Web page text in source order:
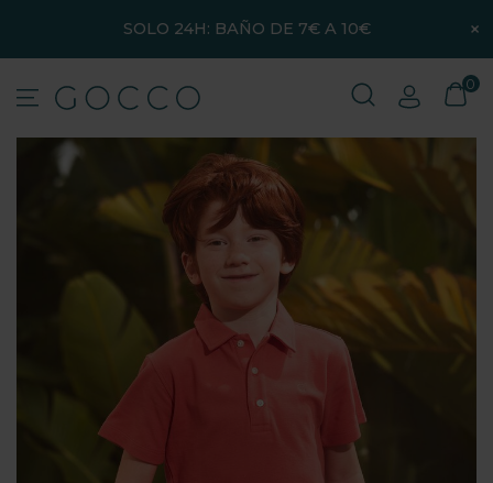
SOLO 24H: BAÑO DE 7€ A 10€ ×
0